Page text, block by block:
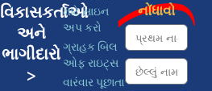
વિકાસકર્તાઓ
અને
ભાગીદારો
>
માટે સાઇન
અપ કરો
ગ્રાહક બિલ
ઓફ રાઇટ્સ
વારંવાર પૂછાતા
નોંધાવો